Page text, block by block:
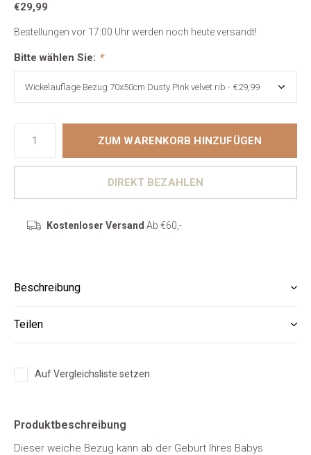
€29,99
Bestellungen vor 17:00 Uhr werden noch heute versandt!
Bitte wählen Sie: *
ZUM WARENKORB HINZUFÜGEN
DIREKT BEZAHLEN
Kostenloser Versand Ab €60,-
Beschreibung
Teilen
Auf Vergleichsliste setzen
Produktbeschreibung
Dieser weiche Bezug kann ab der Geburt Ihres Babys